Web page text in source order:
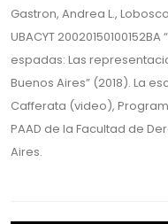
Gastron, Andrea L.,
UBACYT
espadas: Las
Buenos Aires” (2018). La
Cafferata (video),
PAAD de la Facultad de
Aires.